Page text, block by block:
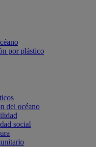
por plástico
del océano
social